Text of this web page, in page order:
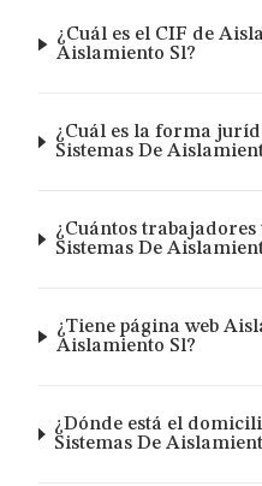
¿Cuál es el CIF de
Aislamiento Sl?
¿Cuál es la forma
Sistemas De
¿Cuántos
Sistemas De
¿Tiene página web
Aislamiento Sl?
¿Dónde está el
Sistemas De